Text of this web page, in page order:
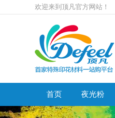
欢迎来到顶凡官方网站！
首页 夜光粉